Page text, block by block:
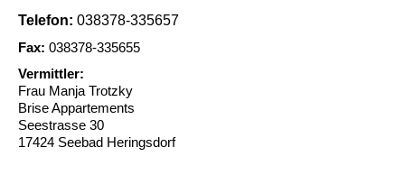
Telefon: 038378-335657
Fax: 038378-335655
Vermittler:
Frau Manja Trotzky
Brise Appartements
Seestrasse 30
17424 Seebad Heringsdorf